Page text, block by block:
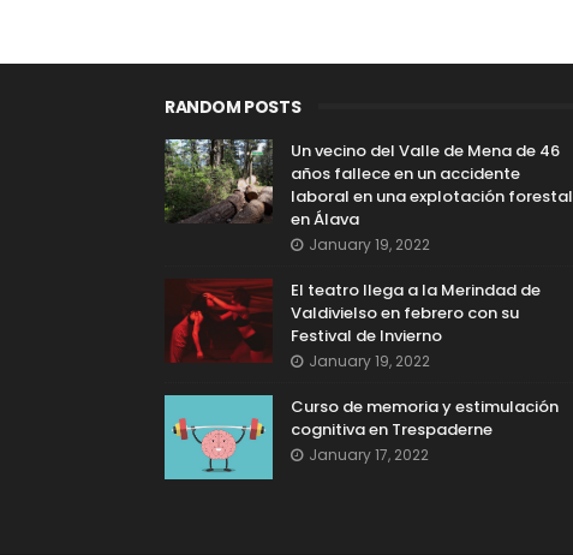
RANDOM POSTS
Un vecino del Valle de Mena de 46
años fallece en un accidente
laboral en una explotación forestal
en Álava
January 19, 2022
El teatro llega a la Merindad de
Valdivielso en febrero con su
Festival de Invierno
January 19, 2022
Curso de memoria y estimulación
cognitiva en Trespaderne
January 17, 2022